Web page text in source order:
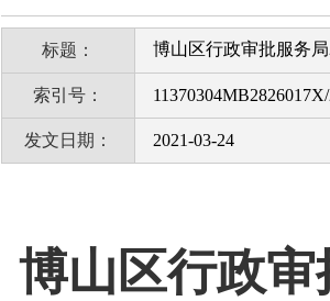
标题： 博山区行政审批服务
索引号：
发文日期： 2021-03-24
博山区行政